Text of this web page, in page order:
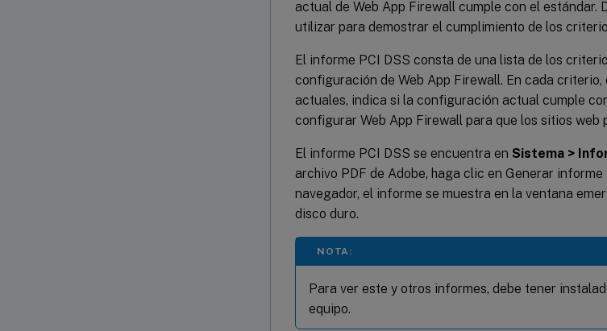
actual de Web App Firewall cumple con el estándar.
utilizar para demostrar el cumplimiento de los
El informe PCI DSS consta de una lista de los
configuración de Web App Firewall. En cada
actuales, indica si la configuración actual cumple
configurar Web App Firewall para que los sitios
El informe PCI DSS se encuentra en Sistema >
archivo PDF de Adobe, haga clic en Generar
navegador, el informe se muestra en la ventana
disco duro.
NOTA:
Para ver este y otros informes, debe tener
equipo.